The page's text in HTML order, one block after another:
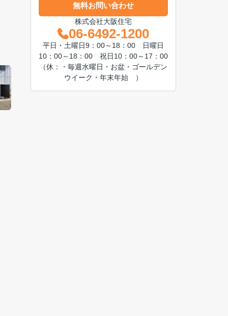
無料お問い合わせ
株式会社大阪住宅
06-6492-1200
平日・土曜日9：00～18：00 日曜日
10：00～18：00 祝日10：00～17：00
（休：・毎週水曜日・お盆・ゴールデン
ウイーク・年末年始 ）